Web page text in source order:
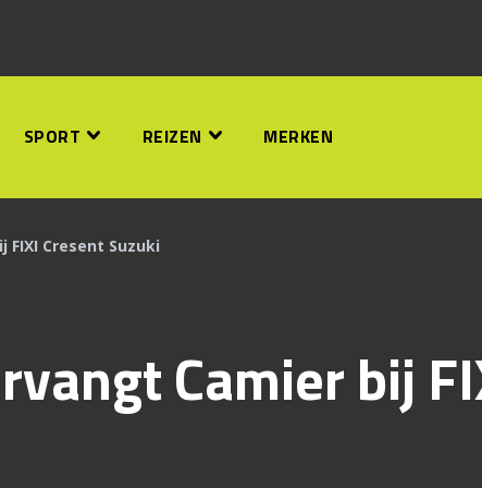
SPORT REIZEN MERKEN
Cresent Suzuki
Camier bij